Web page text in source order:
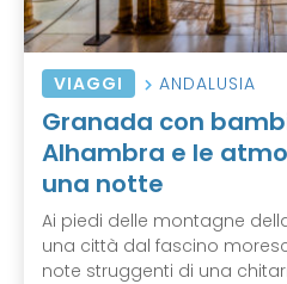
VIAGGI ANDALUSIA
Granada con
Alhambra e le
una notte
Ai piedi delle montagne
una città dal fascino
note struggenti di una